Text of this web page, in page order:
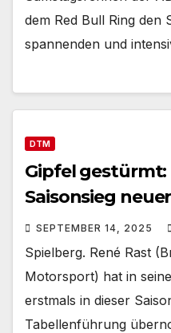
dem Red Bull Ring den
spannenden und
DTM
Gipfel
Saisonsieg
SEPTEMBER 14, 2025
Spielberg. René Rast
Motorsport) hat in
erstmals in dieser
Tabellenführung